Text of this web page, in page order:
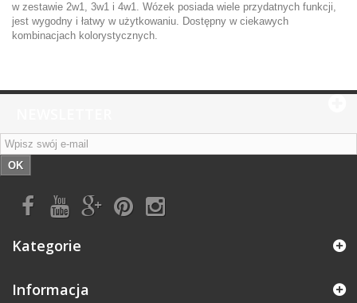
w zestawie 2w1, 3w1 i 4w1. Wózek posiada wiele przydatnych funkcji,
jest wygodny i łatwy w użytkowaniu. Dostępny w ciekawych
kombinacjach kolorystycznych.
OK
Kategorie
Informacja